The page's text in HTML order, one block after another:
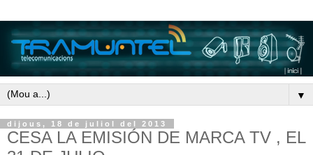
▼
dijous, 18 de juliol del 2013
CESA LA EMISIÓN DE MARCA TV , EL